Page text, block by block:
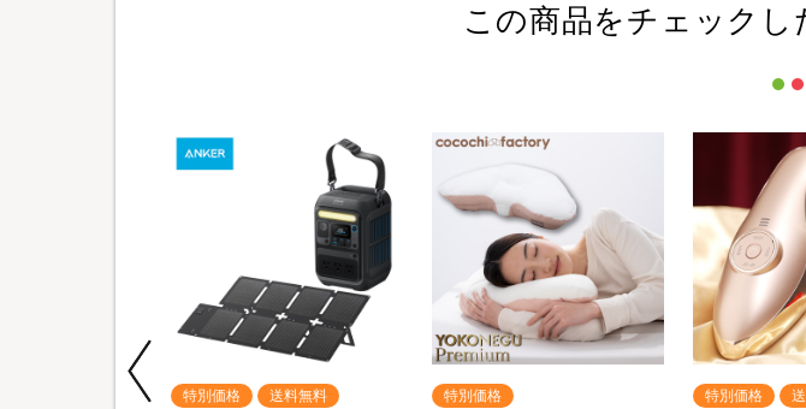
この商品をチェック
特別価格 送料無料 特別価格 特別価格